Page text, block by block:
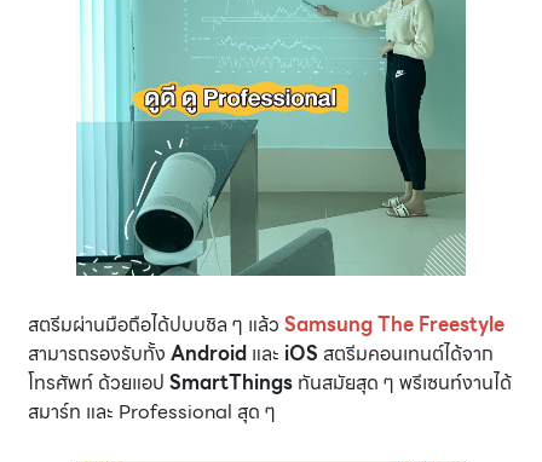
สตรีมผ่านมือถือได้ปบบชิล ๆ แล้ว Samsung The Freestyle
สามารถรองรับทั้ง Android และ iOS สตรีมคอนเทนต์ได้จาก
โทรศัพท์ ด้วยแอป SmartThings ทันสมัยสุด ๆ พรีเซนท์งานได้
สมาร์ท และ Professional สุด ๆ